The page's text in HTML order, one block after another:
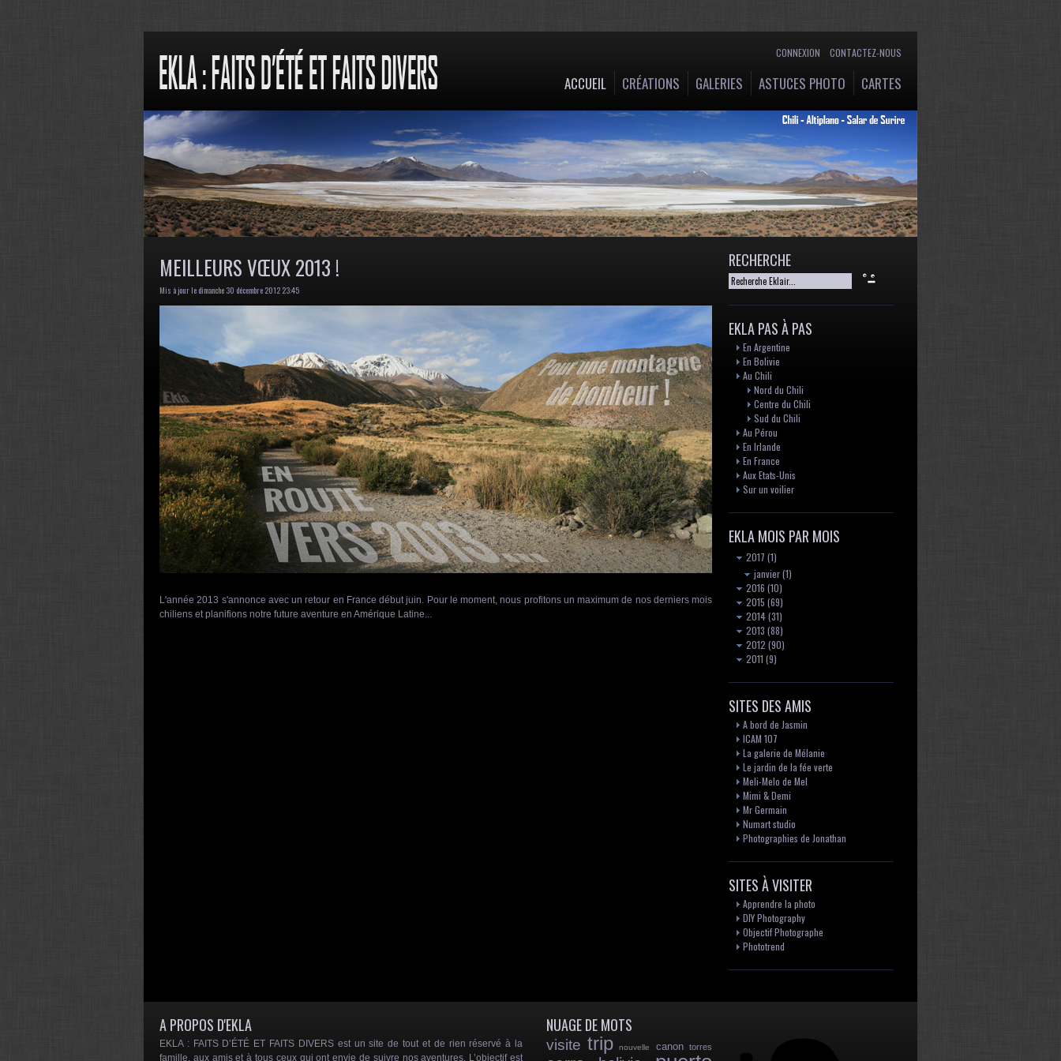
CONNEXION CONTACTEZ-NOUS
ACCUEIL CRÉATIONS GALERIES ASTUCES PHOTO CARTES
MEILLEURS VŒUX 2013 !
Mis à jour le dimanche 30 décembre 2012 23:45
L'année 2013 s'annonce avec un retour en France début juin. Pour le moment, nous profitons un maximum de nos derniers mois
chiliens et planifions notre future aventure en Amérique Latine...
RECHERCHE
EKLA PAS À PAS
En Argentine
En Bolivie
Au Chili
Nord du Chili
Centre du Chili
Sud du Chili
Au Pérou
En Irlande
En France
Aux Etats-Unis
Sur un voilier
EKLA MOIS PAR MOIS
2017 (1)
janvier(1)
2016 (10)
2015 (69)
2014(31)
2013 (88)
2012 (90)
2011 (9)
SITES DES AMIS
A bord de Jasmin
ICAM 107
La galerie de Mélanie
Le jardin de la fée verte
Meli-Melo de Mel
Mimi & Demi
Mr Germain
Numart studio
Photographies de Jonathan
SITES À VISITER
Apprendre la photo
DIY Photography
Objectif Photographe
Phototrend
A PROPOS D'EKLA
EKLA : FAITS D’ÉTÉ ET FAITS DIVERS est un site de tout et de rien réservé à la
famille, aux amis et à tous ceux qui ont envie de suivre nos aventures. L’objectif est
NUAGE DE MOTS
visite trip nouvelle canon torres